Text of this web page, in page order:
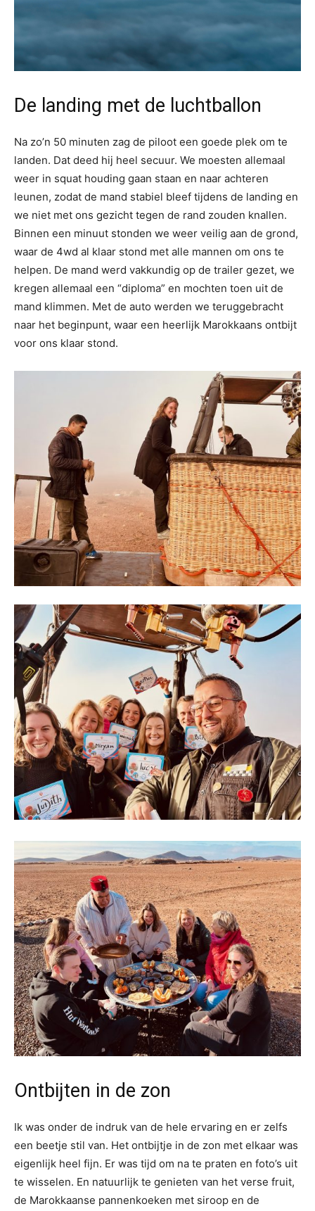
De landing met de luchtballon
Na zo’n 50 minuten zag de piloot een goede plek om te
landen. Dat deed hij heel secuur. We moesten allemaal
weer in squat houding gaan staan en naar achteren
leunen, zodat de mand stabiel bleef tijdens de landing en
we niet met ons gezicht tegen de rand zouden knallen.
Binnen een minuut stonden we weer veilig aan de grond,
waar de 4wd al klaar stond met alle mannen om ons te
helpen. De mand werd vakkundig op de trailer gezet, we
kregen allemaal een “diploma” en mochten toen uit de
mand klimmen. Met de auto werden we teruggebracht
naar het beginpunt, waar een heerlijk Marokkaans ontbijt
voor ons klaar stond.
Ontbijten in de zon
Ik was onder de indruk van de hele ervaring en er zelfs
een beetje stil van. Het ontbijtje in de zon met elkaar was
eigenlijk heel fijn. Er was tijd om na te praten en foto’s uit
te wisselen. En natuurlijk te genieten van het verse fruit,
de Marokkaanse pannenkoeken met siroop en de